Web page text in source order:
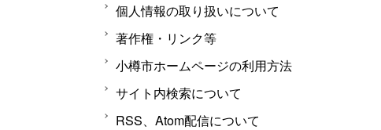
個人情報の取り扱いについて
著作権・リンク等
小樽市ホームページの利用方法
サイト内検索について
RSS、Atom配信について